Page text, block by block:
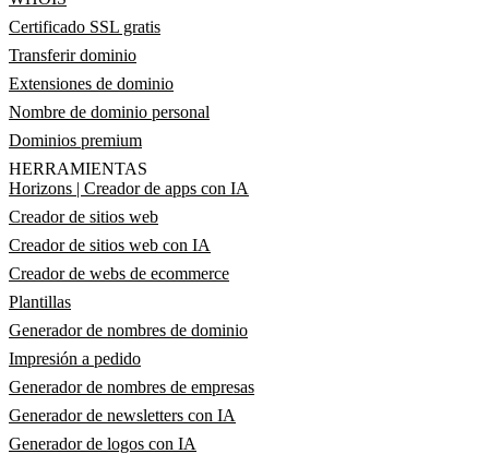
Certificado SSL gratis
Transferir dominio
Extensiones de dominio
Nombre de dominio personal
Dominios premium
HERRAMIENTAS
Horizons | Creador de apps con IA
Creador de sitios web
Creador de sitios web con IA
Creador de webs de ecommerce
Plantillas
Generador de nombres de dominio
Impresión a pedido
Generador de nombres de empresas
Generador de newsletters con IA
Generador de logos con IA